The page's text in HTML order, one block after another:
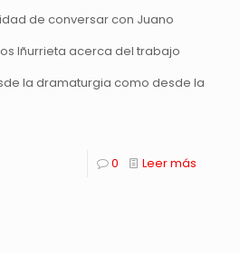
de conversar con Juano
Iñurrieta acerca del trabajo
la dramaturgia como desde la
0 Leer más